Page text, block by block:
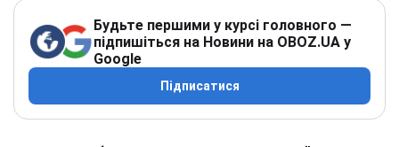
Будьте першими у курсі головного —
підпишіться на Новини на OBOZ.UA у
Google
Підписатися